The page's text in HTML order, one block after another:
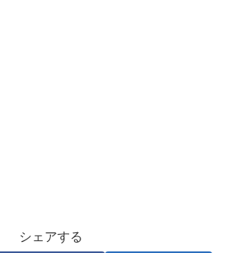
シェアする